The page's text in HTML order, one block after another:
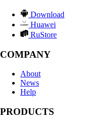
Download
Huawei
RuStore
COMPANY
About
News
Help
PRODUCTS